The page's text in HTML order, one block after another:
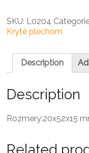
guľkové
ložisko
SKU: L0204
Kryté plechom
Description
Description
Rozmery:20x52x15
Related